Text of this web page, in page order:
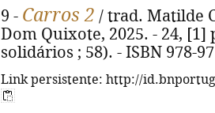
9 - Carros 2 / trad. Matilde
Dom Quixote, 2025. - 24, [1]
solidários ; 58). - ISBN 978-
Link persistente: http://